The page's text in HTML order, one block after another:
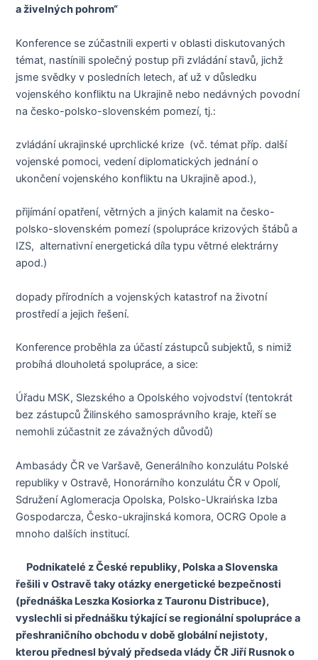
a živelných pohrom“
Konference se zúčastnili experti v oblasti diskutovaných
témat, nastínili společný postup při zvládání stavů, jichž
jsme svědky v posledních letech, ať už v důsledku
vojenského konfliktu na Ukrajině nebo nedávných povodní
na česko-polsko-slovenském pomezí, tj.:
zvládání ukrajinské uprchlické krize (vč. témat příp. další
vojenské pomoci, vedení diplomatických jednání o
ukončení vojenského konfliktu na Ukrajině apod.),
přijímání opatření, větrných a jiných kalamit na česko-
polsko-slovenském pomezí (spolupráce krizových štábů a
IZS, alternativní energetická díla typu větrné elektrárny
apod.)
dopady přírodních a vojenských katastrof na životní
prostředí a jejich řešení.
Konference proběhla za účastí zástupců subjektů, s nimiž
probíhá dlouholetá spolupráce, a sice:
Úřadu MSK, Slezského a Opolského vojvodství (tentokrát
bez zástupců Žilinského samosprávního kraje, kteří se
nemohli zúčastnit ze závažných důvodů)
Ambasády ČR ve Varšavě, Generálního konzulátu Polské
republiky v Ostravě, Honorárního konzulátu ČR v Opolí,
Sdružení Aglomeracja Opolska, Polsko-Ukraińska Izba
Gospodarcza, Česko-ukrajinská komora, OCRG Opole a
mnoho dalších institucí.
Podnikatelé z České republiky, Polska a Slovenska
řešili v Ostravě taky otázky energetické bezpečnosti
(přednáška Leszka Kosiorka z Tauronu Distribuce),
vyslechli si přednášku týkající se regionální spolupráce a
přeshraničního obchodu v době globální nejistoty,
kterou přednesl bývalý předseda vlády ČR Jiří Rusnok o